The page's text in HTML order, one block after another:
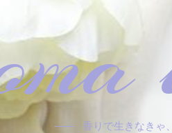
香りで生きなきゃ